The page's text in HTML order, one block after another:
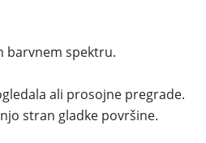
barvnem spektru.
ali prosojne pregrade.
stran gladke površine.